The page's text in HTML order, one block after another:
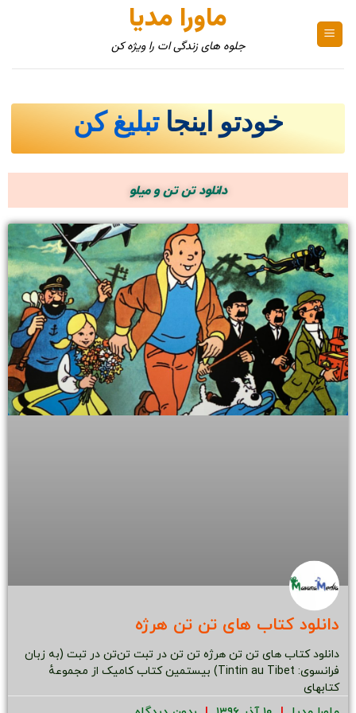
ماورا مدیا
جلوه های زندگی ات را ویژه کن
خودتو اینجا تبلیغ کن
دانلود تن تن و میلو
دانلود کتاب های تن تن هرژه
دانلود کتاب های تن تن هرژه تن تن در تبت تن‌تن در تبت (به زبان
فرانسوی: Tintin au Tibet) بیستمین کتاب کامیک از مجموعهٔ
کتابهای